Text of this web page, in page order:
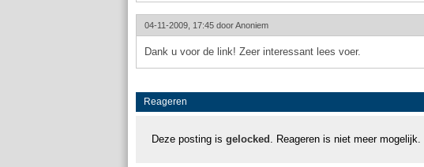
04-11-2009, 17:45 doorAnoniem
Dank u voor de link! Zeer interessant lees voer.
Reageren
Deze posting is gelocked . Reageren is niet meer mogelijk.